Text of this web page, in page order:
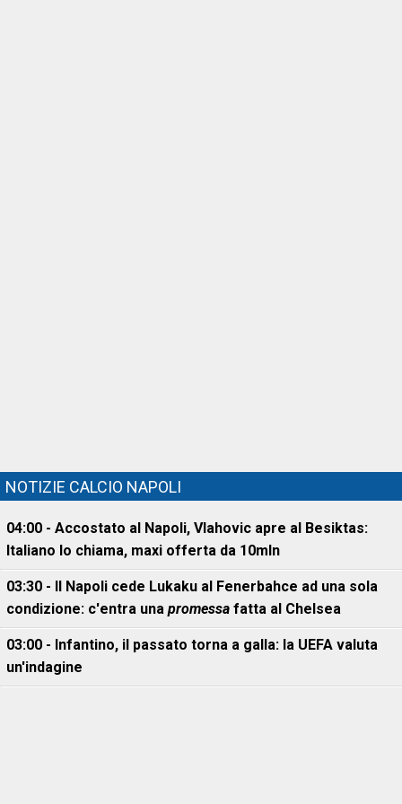
NOTIZIE CALCIO NAPOLI
04:00 - Accostato al Napoli, Vlahovic apre al Besiktas:
Italiano lo chiama, maxi offerta da 10mln
03:30 - Il Napoli cede Lukaku al Fenerbahce ad una sola
condizione: c'entra una promessa fatta al Chelsea
03:00 - Infantino, il passato torna a galla: la UEFA valuta
un'indagine